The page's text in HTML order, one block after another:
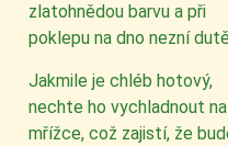
zlatohnědou barvu a při
poklepu na dno nezní
Jakmile je chléb hotový,
nechte ho vychladnout na
mřížce, což zajistí, že